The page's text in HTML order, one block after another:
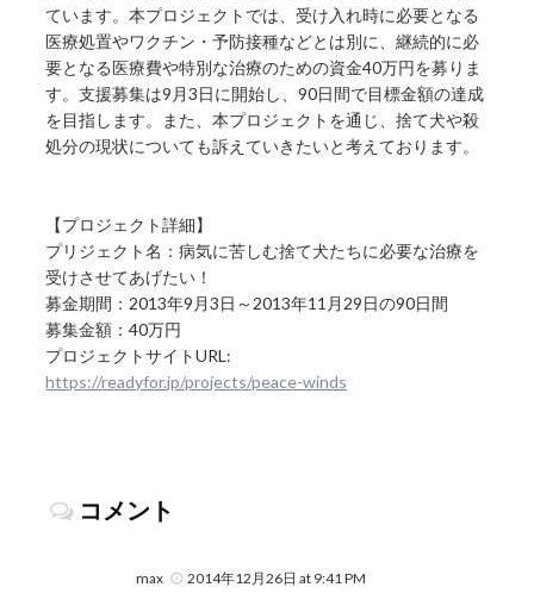
ています。本プロジェクトでは、受け入れ時に必要となる
医療処置やワクチン・予防接種などとは別に、継続的に必
要となる医療費や特別な治療のための資金40万円を募りま
す。支援募集は9月3日に開始し、90日間で目標金額の達成
を目指します。また、本プロジェクトを通じ、捨て犬や殺
処分の現状についても訴えていきたいと考えております。
【プロジェクト詳細】
プリジェクト名：病気に苦しむ捨て犬たちに必要な治療を
受けさせてあげたい！
募金期間：2013年9月3日～2013年11月29日の90日間
募集金額：40万円
プロジェクトサイトURL:
https://readyfor.jp/projects/peace-winds
コメント
max 2014年12月26日 at 9:41 PM